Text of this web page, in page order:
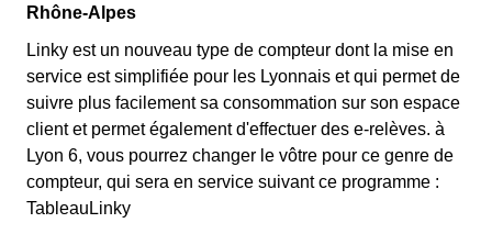
Rhône-Alpes
Linky est un nouveau type de compteur dont la mise en
service est simplifiée pour les Lyonnais et qui permet de
suivre plus facilement sa consommation sur son espace
client et permet également d'effectuer des e-relèves. à
Lyon 6, vous pourrez changer le vôtre pour ce genre de
compteur, qui sera en service suivant ce programme :
TableauLinky